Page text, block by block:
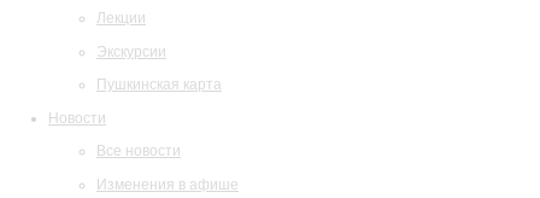
Лекции
Экскурсии
Пушкинская карта
Новости
Все новости
Изменения в афише